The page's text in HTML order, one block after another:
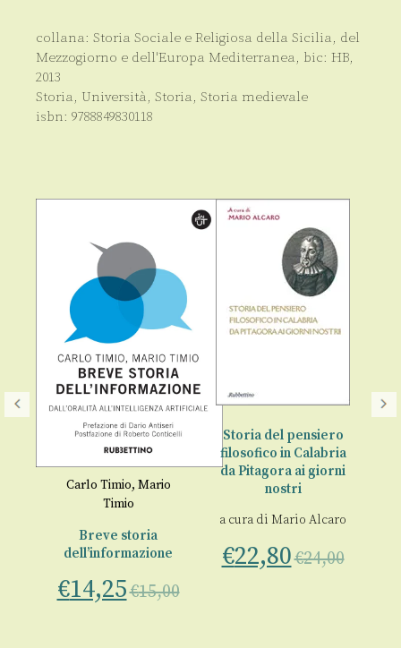
collana: Storia Sociale e Religiosa della Sicilia, del
Mezzogiorno e dell'Europa Mediterranea, bic: HB,
2013
Storia, Università, Storia, Storia medievale
isbn: 9788849830118
Carlo Timio, Mario
Timio
Breve storia
dell’informazione
€14,25€15,00
Storia del pensiero
filosofico in Calabria
da Pitagora ai giorni
nostri
a cura di Mario Alcaro
€22,80€24,00